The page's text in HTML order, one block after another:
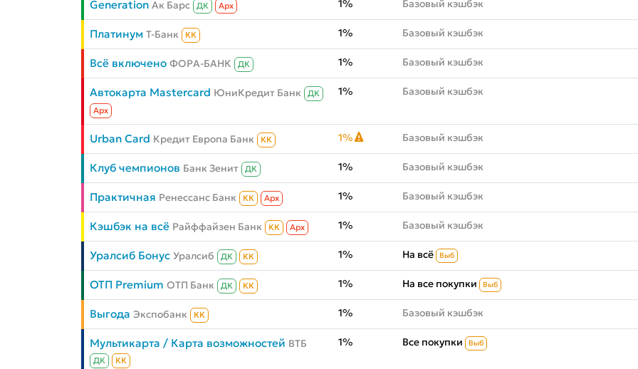
Generation Ак Барс ДК Aрх 1% Базовый кэшбэк
Платинум Т-Банк КК 1% Базовый кэшбэк
Всё включено ФОРА-БАНК ДК 1% Базовый кэшбэк
Автокарта Mastercard ЮниКредит Банк
ДК
Aрх
1% Базовый кэшбэк
Urban Card Кредит Европа Банк КК 1% Базовый кэшбэк
Клуб чемпионов Банк Зенит ДК 1% Базовый кэшбэк
Практичная Ренессанс Банк КК Aрх 1% Базовый кэшбэк
Кэшбэк на всё Райффайзен Банк КК Aрх 1% Базовый кэшбэк
Уралсиб Бонус Уралсиб ДК КК 1% На всё Выб
ОТП Premium ОТП Банк ДК КК 1% На все покупки Выб
Выгода Экспобанк КК 1% Базовый кэшбэк
Мультикарта / Карта возможностей ВТБ
ДК КК
1% Все покупки Выб